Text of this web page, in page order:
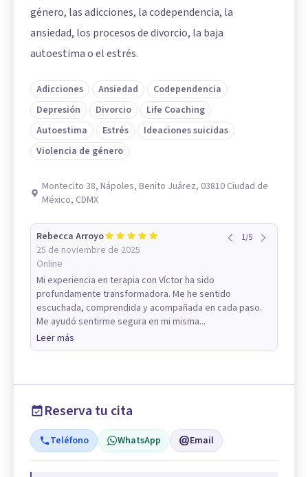
género, las adicciones, la codependencia, la
ansiedad, los procesos de divorcio, la baja
autoestima o el estrés.
Adicciones Ansiedad
Codependencia
Depresión
Divorcio
Life Coaching
Autoestima
Estrés
Ideaciones suicidas
Violencia de género
Montecito 38, Nápoles, Benito Juárez, 03810 Ciudad de
México, CDMX
Rebecca Arroyo
25 de noviembre de 2025
Online
1/5
Mi experiencia en terapia con Víctor ha sido
profundamente transformadora. Me he sentido
escuchada, comprendida y acompañada en cada paso.
Me ayudó sentirme segura en mi misma...
Leer más
Reserva tu cita
Teléfono WhatsApp Email